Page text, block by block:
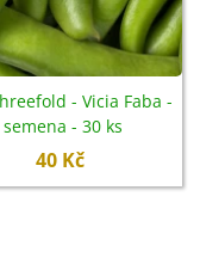
- Vicia Faba -
semena - 30 ks
40 Kč